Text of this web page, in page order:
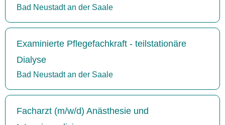
Bad Neustadt an der Saale
Examinierte Pflegefachkraft - teilstationäre
Dialyse
Bad Neustadt an der Saale
Facharzt (m/w/d) Anästhesie und